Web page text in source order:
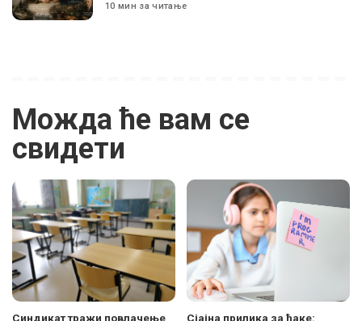
10 мин за читање
Можда ће вам се
свидети
Синдикат тражи повлачење
Сјајна прилика за ђаке: